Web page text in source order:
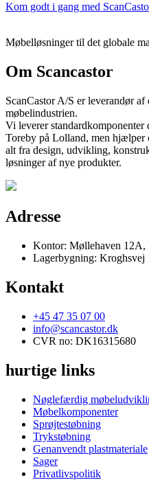
Kom godt i gang med
Møbelløsninger til det globale
Om Scancastor
ScanCastor A/S er leverandør
møbelindustrien.
Vi leverer standardkomponenter
Toreby på Lolland, men hjælper
alt fra design, udvikling,
løsninger af nye produkter.
Adresse
Kontor: Møllehaven 12A,
Lagerbygning: Kroghsvej
Kontakt
+45 47 35 07 00
info@scancastor.dk
CVR no: DK16315680
hurtige links
Nøglefærdig
Møbelkomponenter
Sprøjtestøbning
Trykstøbning
Genanvendt plastmateriale
Sager
Privatlivspolitik